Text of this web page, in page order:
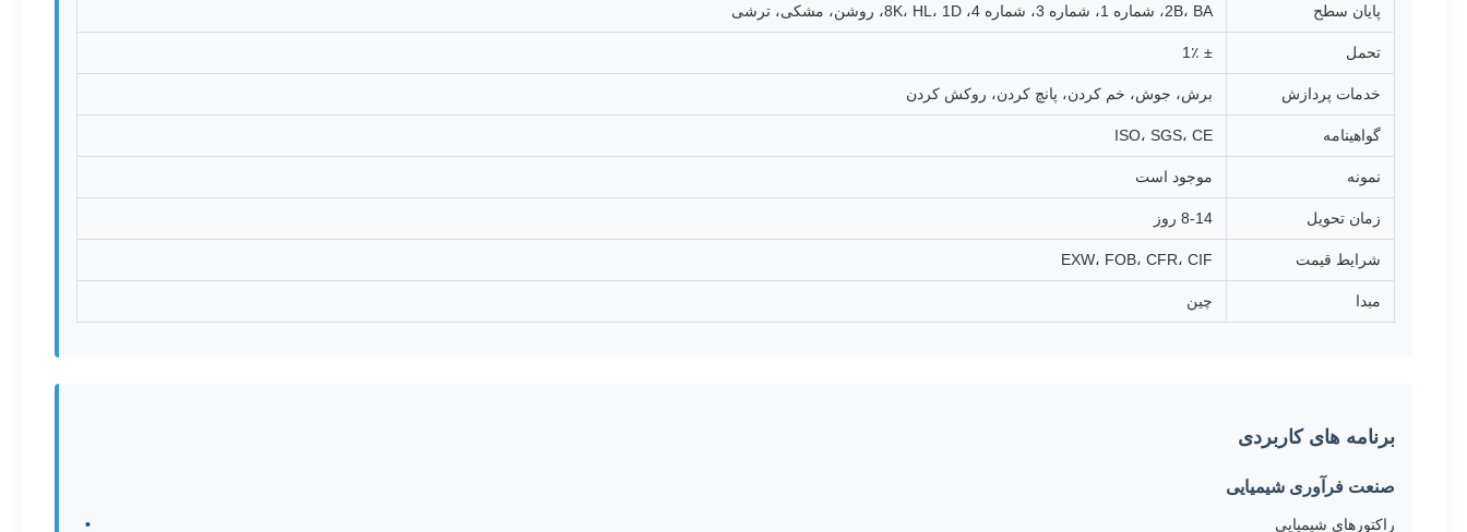
پایان سطح 2B، BA، شماره 1، شماره 3، شماره 4، 8K، HL، 1D، روشن، مشکی، ترشی
تحمل ± 1٪
خدمات پردازش برش، جوش، خم کردن، پانچ کردن، روکش کردن
گواهینامه ISO، SGS، CE
نمونه موجود است
زمان تحویل 8-14 روز
شرایط قیمت EXW، FOB، CFR، CIF
مبدا چین
برنامه های کاربردی
صنعت فرآوری شیمیایی
راکتورهای شیمیایی